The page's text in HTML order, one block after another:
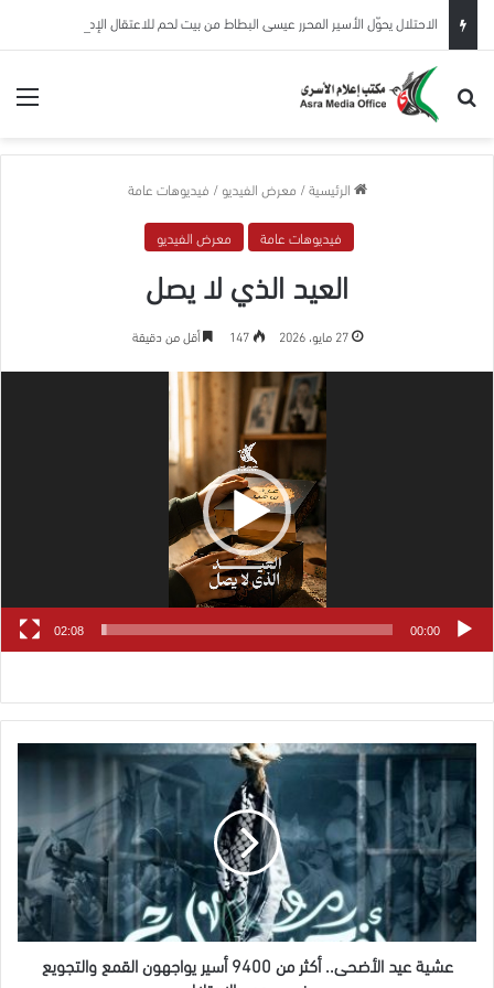
بحث عن
الرئيسية/ معرض الفيديو / فيديوهات عامة
فيديوهات عامة معرض الفيديو
العيد الذي لا يصل
27 مايو، 2026 147 أقل من دقيقة
مشغل
00:00
02:08
عيد
الأضحى..
أكثر
من
9400
أسير
يواجهون
القمع
والتجويع
عشية عيد الأضحى.. أكثر من 9400 أسير يواجهون القمع والتجويع